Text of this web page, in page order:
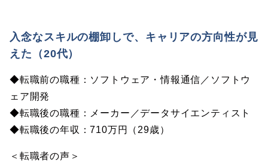
入念なスキルの棚卸しで、キャリアの方向性が見
えた（20代）
◆転職前の職種：ソフトウェア・情報通信／ソフトウ
ェア開発
◆転職後の職種：メーカー／データサイエンティスト
◆転職後の年収：710万円（29歳）
＜転職者の声＞